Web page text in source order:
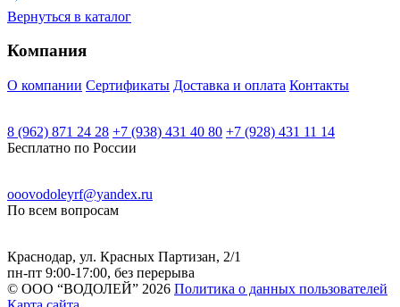
Вернуться в каталог
Компания
О компании Сертификаты Доставка и оплата Контакты
8 (962) 871 24 28 +7 (938) 431 40 80 +7 (928) 431 11 14
Бесплатно по России
ooovodoleyrf@yandex.ru
По всем вопросам
Краснодар, ул. Красных Партизан, 2/1
пн-пт 9:00-17:00, без перерыва
© ООО “ВОДОЛЕЙ” 2026 Политика о данных пользователей